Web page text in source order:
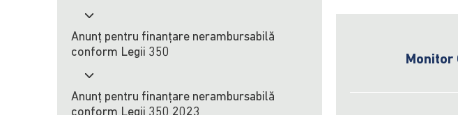
Anunț pentru finanțare nerambursabilă
conform Legii 350
Anunț pentru finanțare nerambursabilă
conform Legii 350 2023